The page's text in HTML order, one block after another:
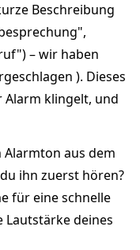
Beschreibung
– wir haben
). Dieses
Alarm klingelt, und
Alarmton aus dem
ihn zuerst hören?
für eine schnelle
Lautstärke deines